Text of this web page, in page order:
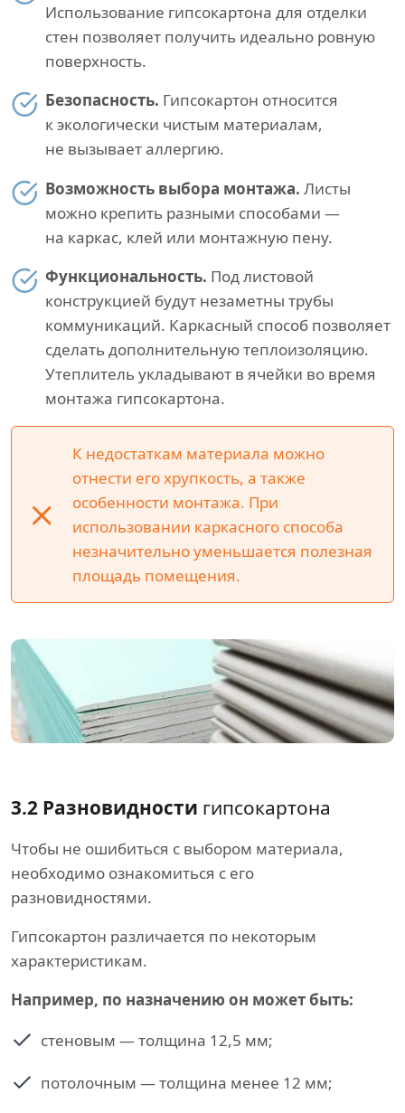
Использование гипсокартона для отделки
стен позволяет получить идеально ровную
поверхность.
Безопасность. Гипсокартон относится
к экологически чистым материалам,
не вызывает аллергию.
Возможность выбора монтажа. Листы
можно крепить разными способами —
на каркас, клей или монтажную пену.
Функциональность. Под листовой
конструкцией будут незаметны трубы
коммуникаций. Каркасный способ позволяет
сделать дополнительную теплоизоляцию.
Утеплитель укладывают в ячейки во время
монтажа гипсокартона.
К недостаткам материала можно
отнести его хрупкость, а также
особенности монтажа. При
использовании каркасного способа
незначительно уменьшается полезная
площадь помещения.
3.2 Разновидности гипсокартона
Чтобы не ошибиться с выбором материала,
необходимо ознакомиться с его
разновидностями.
Гипсокартон различается по некоторым
характеристикам.
Например, по назначению он может быть:
стеновым — толщина 12,5 мм;
потолочным — толщина менее 12 мм;